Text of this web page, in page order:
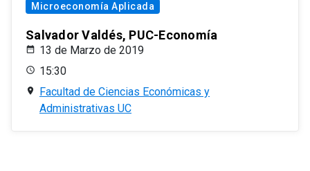
Microeconomía Aplicada
Salvador Valdés, PUC-Economía
13 de Marzo de 2019
15:30
Facultad de Ciencias Económicas y
Administrativas UC